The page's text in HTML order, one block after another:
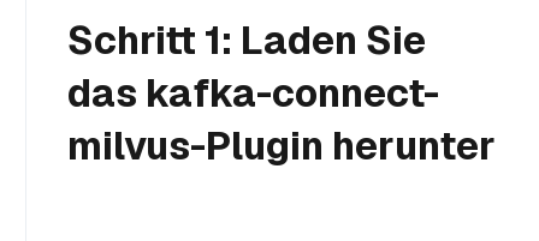
Schritt 1: Laden Sie
das kafka-connect-
milvus-Plugin herunter